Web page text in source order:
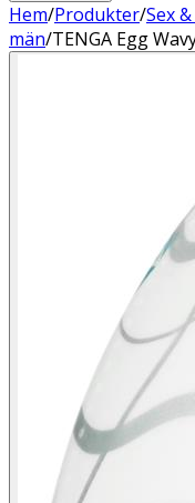
Hem/Produkter/Sex
män/TENGA Egg